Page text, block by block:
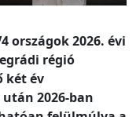
országok 2026. évi
régió
két év
2026-ban